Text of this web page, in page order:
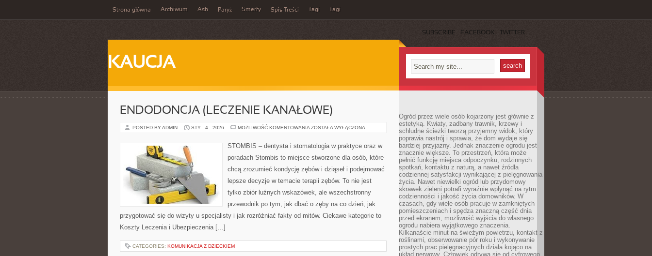
Strona główna Archiwum Ash Paryż Smerfy Spis Treści Tagi Tagi
SUBSCRIBE FACEBOOK TWITTER
KAUCJA
ENDODONCJA (LECZENIE KANAŁOWE)
POSTED BY ADMIN STY - 4 - 2026 MOŻLIWOŚĆ KOMENTOWANIA ENDODONCJA
ZOSTAŁA WYŁĄCZONA
STOMBIS – dentysta i stomatologia w praktyce oraz w
poradach Stombis to miejsce stworzone dla osób, które
chcą zrozumieć kondycję zębów i dziąseł i podejmować
lepsze decyzje w temacie terapii zębów. To nie jest
tylko zbiór luźnych wskazówek, ale wszechstronny
przewodnik po tym, jak dbać o zęby na co dzień, jak
przygotować się do wizyty u specjalisty i jak rozróżniać fakty od mitów. Ciekawe kategorie to
Koszty Leczenia i Ubezpieczenia […]
CATEGORIES: KOMUNIKACJA Z DZIECKIEM
Ogród przez wiele osób kojarzony jest głównie z
estetyką. Kwiaty, zadbany trawnik, krzewy i
schludne ścieżki tworzą przyjemny widok, który
poprawia nastrój i sprawia, że dom wydaje się
bardziej przyjazny. Jednak znaczenie ogrodu jest
znacznie większe. To przestrzeń, która może
pełnić funkcję miejsca odpoczynku, rodzinnych
spotkań, kontaktu z naturą, a nawet źródła
codziennej satysfakcji wynikającej z pielęgnowania
życia. Nawet niewielki ogród lub przydomowy
skrawek zieleni potrafi wyraźnie wpłynąć na rytm
codzienności i jakość życia domowników. W
czasach, gdy wiele osób pracuje w zamkniętych
pomieszczeniach i spędza znaczną część dnia
przed ekranem, możliwość wyjścia do własnego
ogrodu nabiera wyjątkowego znaczenia.
Kilkanaście minut na świeżym powietrzu, kontakt z
roślinami, obserwowanie pór roku i wykonywanie
prostych prac pielęgnacyjnych działa kojąco na
układ nerwowy. Człowiek odrywa się od cyfrowego